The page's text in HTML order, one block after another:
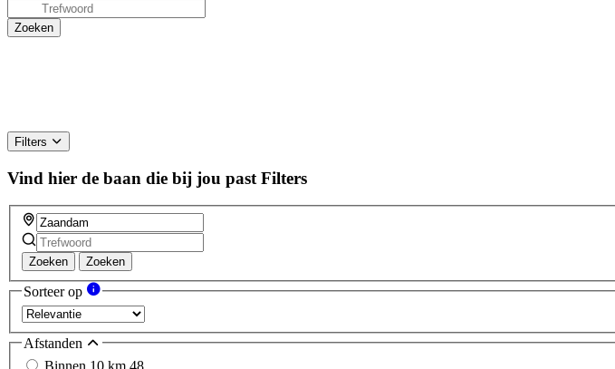
Filters
Vind hier de baan die bij jou past Filters
Zoeken Zoeken
Sorteer op
Afstanden